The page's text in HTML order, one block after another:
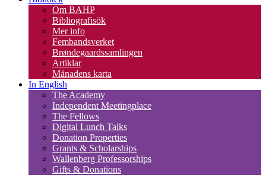
Om BAHP
Bibliografisök
Mer info
Fembandsverket
Brøndegaardssamlingen
Artiklar
Månadens karta
In English
The Academy
Independent Meetingplace
The Fellows
Digital Lunch Talks
Donation Properties
Grants & Scholarships
Wallenberg Professorships
Gifts & Donations